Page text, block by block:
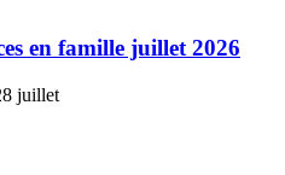
en famille juillet 2026
juillet